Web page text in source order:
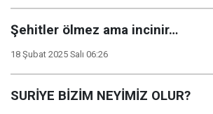
Şehitler ölmez ama incinir…
18 Şubat 2025 Salı 06:26
SURİYE BİZİM NEYİMİZ OLUR?